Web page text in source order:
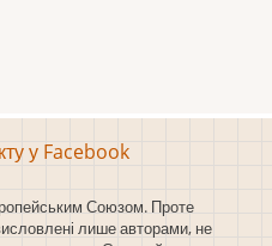
у Facebook
Союзом. Проте
лише авторами, не